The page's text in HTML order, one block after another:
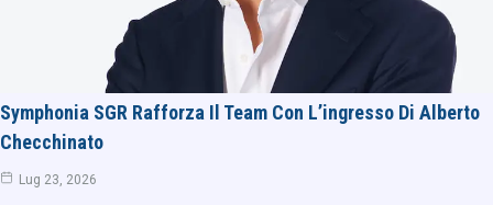
Symphonia SGR Rafforza Il Team Con L’ingresso Di Alberto
Checchinato
Lug 23, 2026